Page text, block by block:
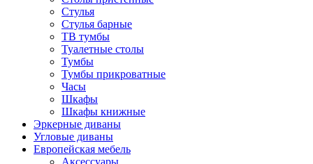
Стулья
Стулья барные
ТВ тумбы
Туалетные столы
Тумбы
Тумбы прикроватные
Часы
Шкафы
Шкафы книжные
Эркерные диваны
Угловые диваны
Европейская мебель
Аксессуары